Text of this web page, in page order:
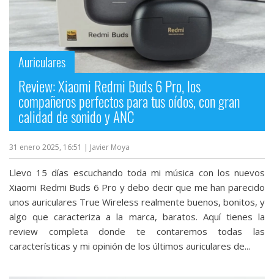
Auriculares
Review: Xiaomi Redmi Buds 6 Pro, los
compañeros perfectos para tus oídos, con gran
calidad de sonido y ANC
31 enero 2025, 16:51 | Javier Moya
Llevo 15 días escuchando toda mi música con los nuevos
Xiaomi Redmi Buds 6 Pro y debo decir que me han parecido
unos auriculares True Wireless realmente buenos, bonitos, y
algo que caracteriza a la marca, baratos. Aquí tienes la
review completa donde te contaremos todas las
características y mi opinión de los últimos auriculares de...